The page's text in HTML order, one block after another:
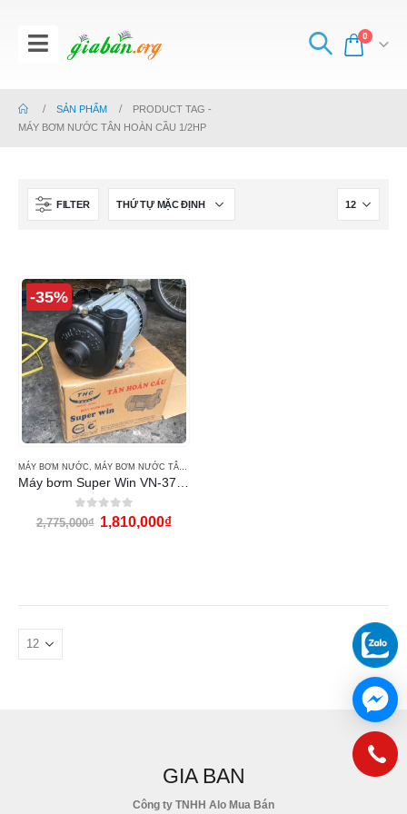
0
SẢN PHẨM
PRODUCT TAG -
MÁY BƠM NƯỚC TÂN HOÀN CẦU 1/2HP
FILTER
-35%
MÁY BƠM NƯỚC MÁY BƠM NƯỚC TÂN HOÀN CẦU
0out of 5
2,775,000₫ 1,810,000₫
GIA BAN
Công ty TNHH Alo Mua Bán